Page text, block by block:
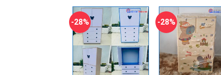
2.470.000₫.
-28% -28%